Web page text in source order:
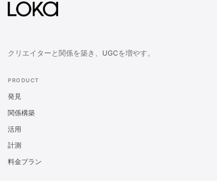
クリエイターと関係を築き、UGCを増やす。
PRODUCT
発見
関係構築
活用
計測
料金プラン